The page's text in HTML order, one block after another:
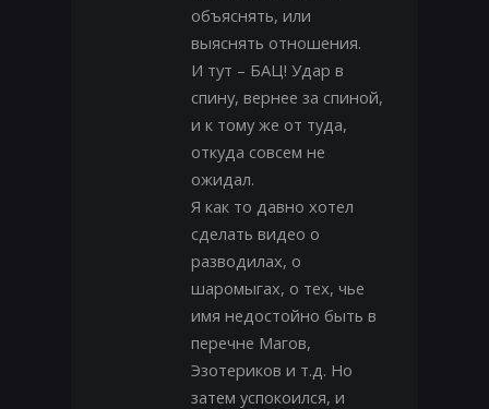
объяснять, или
выяснять отношения.
И тут – БАЦ! Удар в
спину, вернее за спиной,
и к тому же от туда,
откуда совсем не
ожидал.
Я как то давно хотел
сделать видео о
разводилах, о
шаромыгах, о тех, чье
имя недостойно быть в
перечне Магов,
Эзотериков и т.д. Но
затем успокоился, и